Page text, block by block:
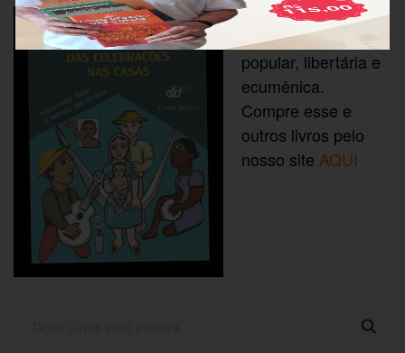
CEBI Editora
Literatura
popular, libertária e
ecumênica.
Compre esse e
outros livros pelo
nosso siteAQUI